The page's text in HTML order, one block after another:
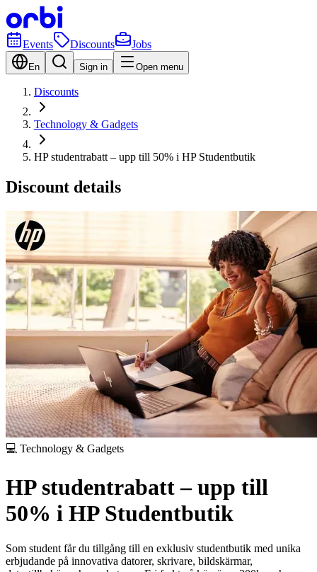
Events Discounts Jobs
En Sign in Open menu
Discounts
Technology & Gadgets
HP studentrabatt – upp till 50% i HP Studentbutik
Discount details
💻 Technology & Gadgets
HP studentrabatt – upp till
50% i HP Studentbutik
Som student får du tillgång till en exklusiv studentbutik med unika
erbjudande på innovativa datorer, skrivare, bildskärmar,